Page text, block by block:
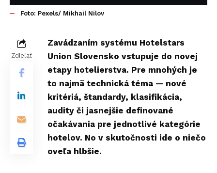
Foto: Pexels/ Mikhail Nilov
Zdieľať
Zavádzaním systému Hotelstars
Union Slovensko vstupuje do novej
etapy hotelierstva. Pre mnohých je
to najmä technická téma — nové
kritériá, štandardy, klasifikácia,
audity či jasnejšie definované
očakávania pre jednotlivé kategórie
hotelov. No v skutočnosti ide o niečo
oveľa hlbšie.